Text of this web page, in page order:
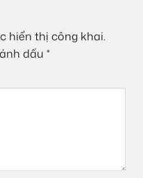
hiển thị công khai.
dấu *